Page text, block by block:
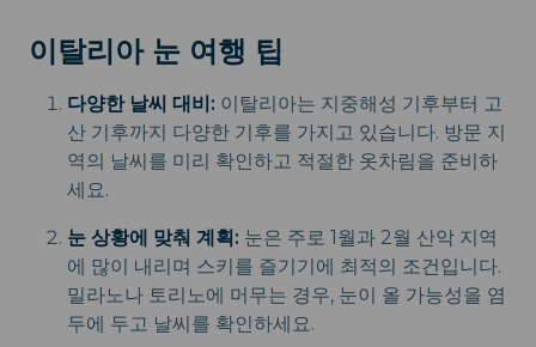
이탈리아 눈 여행 팁
다양한 날씨 대비: 이탈리아는 지중해성 기후부터 고
산 기후까지 다양한 기후를 가지고 있습니다. 방문 지
역의 날씨를 미리 확인하고 적절한 옷차림을 준비하
세요.
눈 상황에 맞춰 계획: 눈은 주로 1월과 2월 산악 지역
에 많이 내리며 스키를 즐기기에 최적의 조건입니다.
밀라노나 토리노에 머무는 경우, 눈이 올 가능성을 염
두에 두고 날씨를 확인하세요.